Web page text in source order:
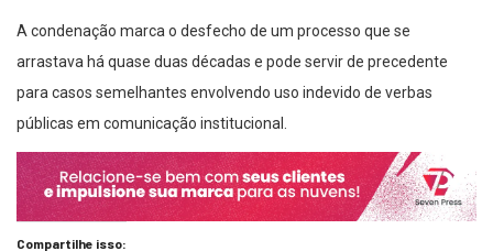
arrastava há quase duas décadas e pode servir de precedente
para casos semelhantes envolvendo uso indevido de verbas
públicas em comunicação institucional.
Compartilhe isso: